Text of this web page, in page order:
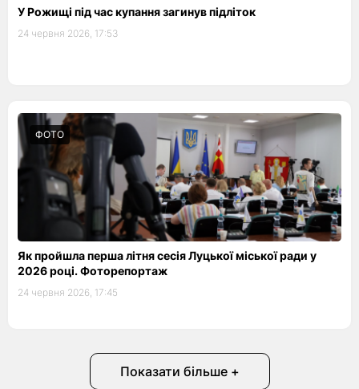
У Рожищі під час купання загинув підліток
24 червня 2026, 17:53
ФОТО
Як пройшла перша літня сесія Луцької міської ради у
2026 році. Фоторепортаж
24 червня 2026, 17:45
Показати більше +